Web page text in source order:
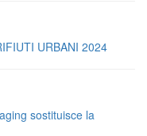
URBANI 2024
sostituisce la